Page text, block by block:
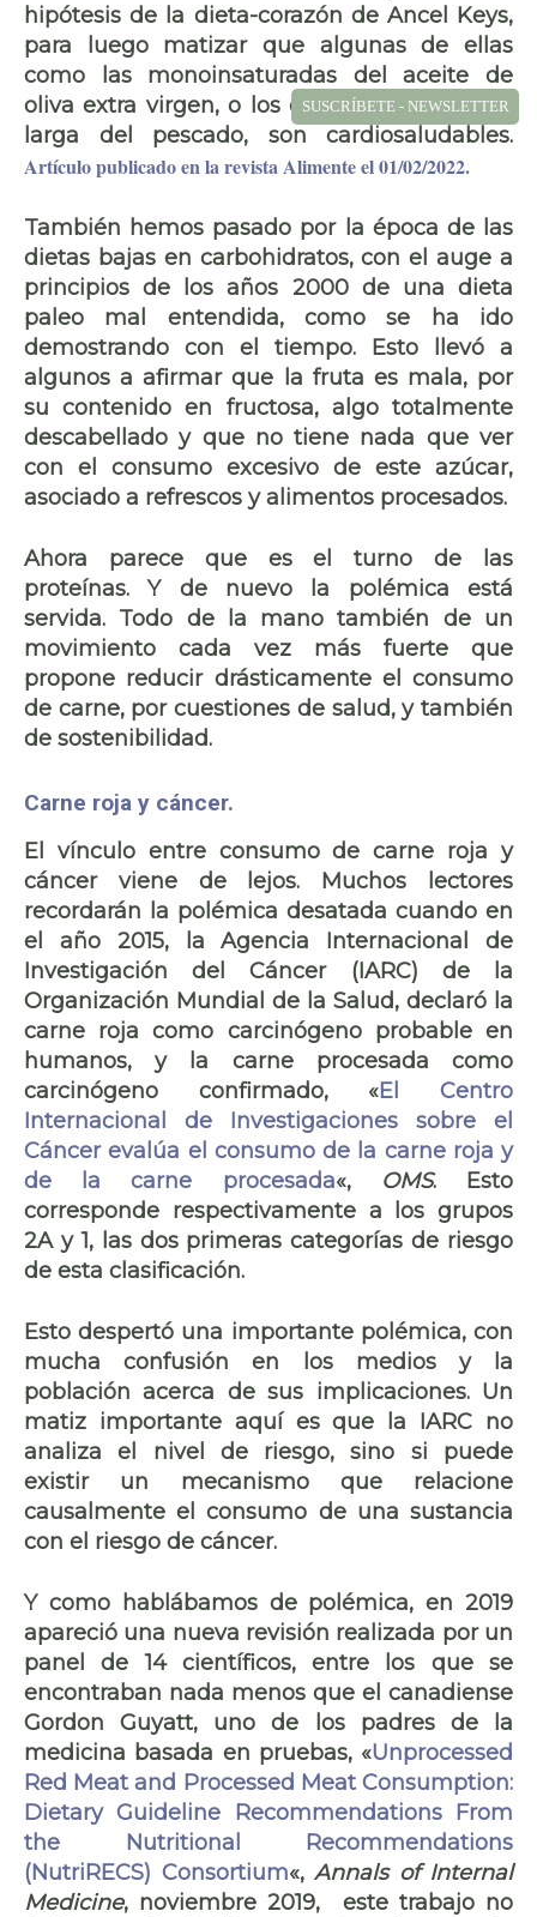
hipótesis de la dieta-corazón de Ancel Keys,
para luego matizar que algunas de ellas
como las monoinsaturadas delaceite de
oliva extra virgen, o losomega-3de cadena
larga del pescado, son cardiosaludables.
Artículo publicado en la revista Alimente el 01/02/2022.
También hemos pasado por la época de las
dietas bajas en carbohidratos, con el auge a
principios de los años 2000 de una dieta
paleo mal entendida, como se ha ido
demostrando con el tiempo. Esto llevó a
algunos a afirmar que la fruta es mala, por
su contenido en fructosa, algo totalmente
descabellado y que no tiene nada que ver
con el consumo excesivo de este azúcar,
asociado a refrescos y alimentos procesados.
Ahora parece que es el turno de las
proteínas. Y de nuevo la polémica está
servida. Todo de la mano también de un
movimiento cada vez más fuerte que
propone reducir drásticamente el consumo
de carne, por cuestiones de salud, y también
de sostenibilidad.
Carne roja y cáncer.
El vínculo entre consumo decarne roja y
cáncerviene de lejos. Muchos lectores
recordarán la polémica desatada cuando en
el año 2015, la Agencia Internacional de
Investigación del Cáncer (IARC) de la
Organización Mundial de la Salud, declaró la
carne roja como carcinógeno probable en
humanos, y la carne procesada como
carcinógeno confirmado, «El Centro
Internacional de Investigaciones sobre el
Cáncer evalúa el consumo de la carne roja y
de la carne procesada«, OMS. Esto
corresponde respectivamente a los grupos
2A y 1, las dos primeras categorías de riesgo
de esta clasificación.
Esto despertó una importante polémica, con
mucha confusión en los medios y la
población acerca de sus implicaciones. Un
matiz importante aquí es que la IARC no
analiza el nivel de riesgo, sino si puede
existir un mecanismo que relacione
causalmente el consumo de una sustancia
con el riesgo de cáncer.
Y como hablábamos de polémica, en 2019
apareció una nueva revisión realizada por un
panel de 14 científicos, entre los que se
encontraban nada menos que el canadiense
Gordon Guyatt, uno de los padres de la
medicina basada en pruebas, «Unprocessed
Red Meat and Processed Meat Consumption:
Dietary Guideline Recommendations From
the Nutritional Recommendations
(NutriRECS) Consortium«, Annals of Internal
Medicine, noviembre 2019, este trabajo no
SUSCRÍBETE - NEWSLETTER